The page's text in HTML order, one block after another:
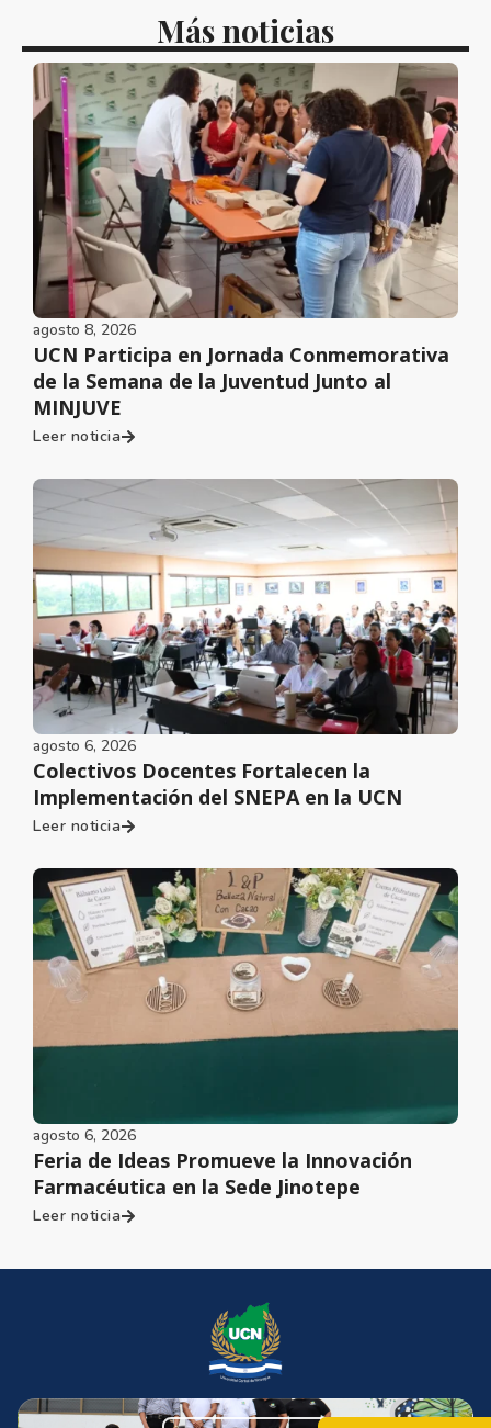
Más noticias
agosto 8, 2026
UCN Participa en Jornada Conmemorativa
de la Semana de la Juventud Junto al
MINJUVE
Leer noticia
agosto 6, 2026
Colectivos Docentes Fortalecen la
Implementación del SNEPA en la UCN
Leer noticia
agosto 6, 2026
Feria de Ideas Promueve la Innovación
Farmacéutica en la Sede Jinotepe
Leer noticia